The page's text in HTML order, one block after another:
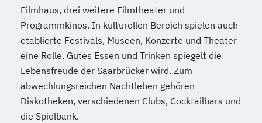
Filmhaus, drei weitere Filmtheater und
Programmkinos. In kulturellen Bereich spielen auch
etablierte Festivals, Museen, Konzerte und Theater
eine Rolle. Gutes Essen und Trinken spiegelt die
Lebensfreude der Saarbrücker wird. Zum
abwechlungsreichen Nachtleben gehören
Diskotheken, verschiedenen Clubs, Cocktailbars und
die Spielbank.